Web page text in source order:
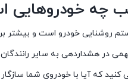
چه خودروهایی
روشنایی خودرو است و بیشتر
در هشداردهی به سایر رانندگان
که آیا با خودروی شما